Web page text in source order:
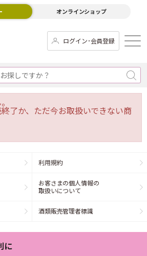
オンラインショップ
ログイン･会員登録
了か、ただ今お取扱いできない商
利用規約
お客さまの個人情報の
取扱いについて
酒類販売管理者標識
に